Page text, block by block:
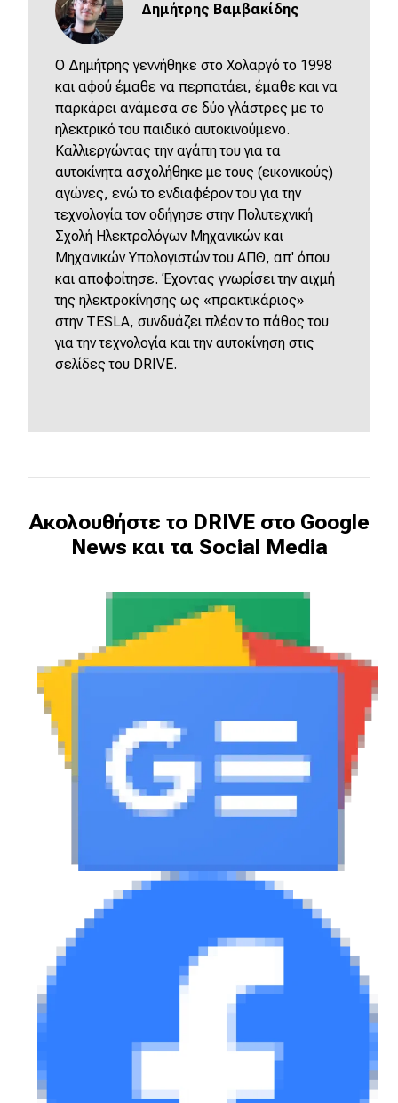
Δημήτρης Βαμβακίδης
Ο Δημήτρης γεννήθηκε στο Χολαργό το 1998
και αφού έμαθε να περπατάει, έμαθε και να
παρκάρει ανάμεσα σε δύο γλάστρες με το
ηλεκτρικό του παιδικό αυτοκινούμενο.
Καλλιεργώντας την αγάπη του για τα
αυτοκίνητα ασχολήθηκε με τους (εικονικούς)
αγώνες, ενώ το ενδιαφέρον του για την
τεχνολογία τον οδήγησε στην Πολυτεχνική
Σχολή Ηλεκτρολόγων Μηχανικών και
Μηχανικών Υπολογιστών του ΑΠΘ, απ' όπου
και αποφοίτησε. Έχοντας γνωρίσει την αιχμή
της ηλεκτροκίνησης ως «πρακτικάριος»
στην TESLA, συνδυάζει πλέον το πάθος του
για την τεχνολογία και την αυτοκίνηση στις
σελίδες του DRIVE.
Ακολουθήστε το DRIVE στο Google
News και τα Social Media